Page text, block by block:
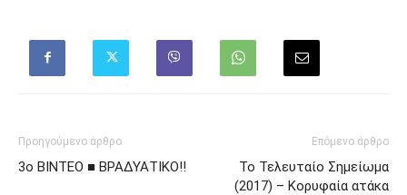
Προηγούμενο άρθρο
3ο ΒΙΝΤΕΟ ■ ΒΡΑΔΥΑΤΙΚΟ!!
Επόμενο άρθρο
Το Τελευταίο Σημείωμα
(2017) – Κορυφαία ατάκα